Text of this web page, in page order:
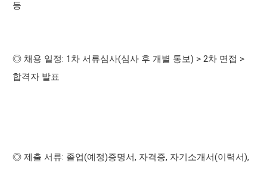
등
◎ 채용 일정: 1 차 서류심사(심사 후 개별 통보) > 2차 면접 >
합격자 발표
◎ 제출 서류: 졸업(예정)증명서, 자격증, 자기소개서(이력서),